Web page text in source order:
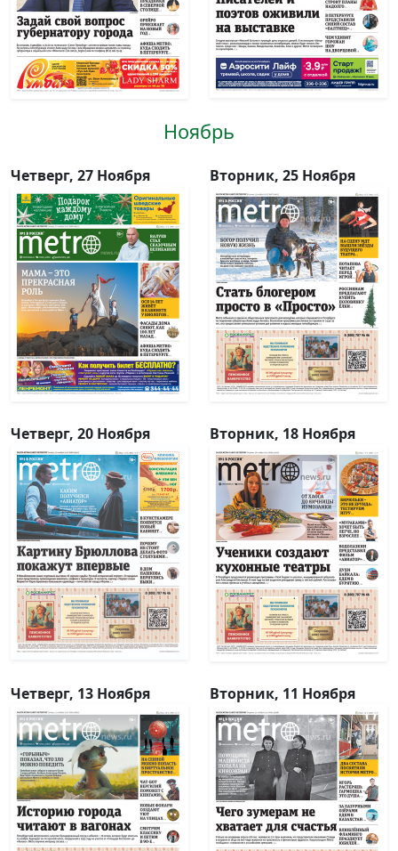
Ноябрь
Четверг, 27 Ноября Вторник, 25 Ноября
Четверг, 20 Ноября Вторник, 18 Ноября
Четверг, 13 Ноября Вторник, 11 Ноября